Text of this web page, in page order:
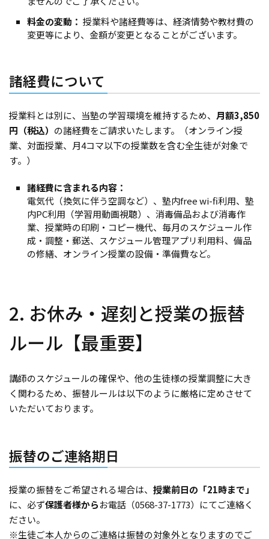
料金の変動： 授業料や諸経費等は、経済情勢や教材費の
変更等により、金額が変更となることがございます。
諸経費について
授業料とは別に、当塾の学習環境を維持するため、 月額3,850
円（税込） の諸経費をご請求いたします。（オンライン授
業、対面授業、月4コマ以下の授業数を含む全生徒が対象で
す。）
諸経費に含まれる内容：
電気代（換気に伴う空調など）、塾内free wi-fi利用、塾
内PC利用（学習用動画視聴）、消毒備品および消毒作
業、授業時の印刷・コピー機代、毎月のスケジュール作
成・調整・郵送、スケジュール管理アプリ利用料、備品
の修繕、オンライン授業の設備・準備費など。
2. お休み・遅刻と授業の振替
ルール【最重要】
講師のスケジュールの確保や、他の生徒様の授業調整に大き
く関わるため、振替ルールは以下のように厳格に定めさせて
いただいております。
振替のご連絡期日
授業の振替をご希望される場合は、 授業前日の「21時まで」
に、必ず保護者様からお電話（0568-37-1773）にてご連絡く
ださい。
※生徒ご本人からのご連絡は振替の対象外となりますのでご